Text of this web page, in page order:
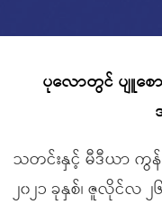
ပုလောတွင် ပျူစေ
သတင်းနှင့် မီဒီယာ ကွ
၂၀၂၁ ခုနှစ်၊ ဇူလိုင်လ